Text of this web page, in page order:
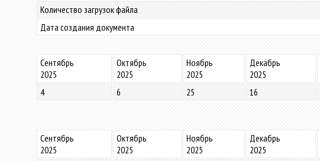
Количество загрузок файла
Дата создания документа
Сентябрь
2025
Октябрь
2025
Ноябрь
2025
Декабрь
2025
4
6 25 16
Сентябрь
2025
Октябрь
2025
Ноябрь
2025
Декабрь
2025